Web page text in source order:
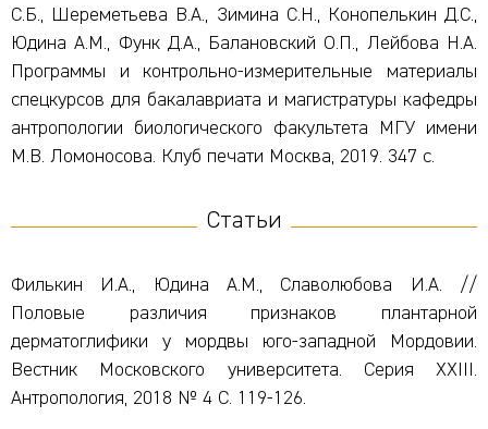
С.Б., Шереметьева В.А., Зимина С.Н., Конопелькин Д.С.,
Юдина А.М., Функ Д.А., Балановский О.П., Лейбова Н.А.
Программы и контрольно-измерительные материалы
спецкурсов для бакалавриата и магистратуры кафедры
антропологии биологического факультета МГУ имени
М.В. Ломоносова. Клуб печати Москва, 2019. 347 с.
Статьи
Филькин И.А., Юдина А.М., Славолюбова И.А. //
Половые различия признаков плантарной
дерматоглифики у мордвы юго-западной Мордовии.
Вестник Московского университета. Серия XXIII.
Антропология, 2018 № 4 С. 119-126.